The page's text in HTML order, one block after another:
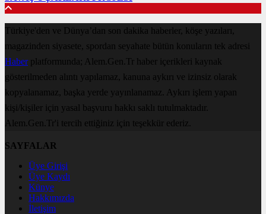
Türkiye'den ve Dünya’dan son dakika haberler, köşe yazıları,
magazinden siyasete, spordan seyahate bütün konuların tek adresi
Haberplatformunda; Alem.Gen.Tr haber içerikleri kaynak
gösterilmeden alıntı yapılamaz, kanuna aykırı ve izinsiz olarak
kopyalanamaz, başka yerde yayınlanamaz. Aykırı işlem yapan
kişi/kişiler için yasal başvuru hakkı saklı tutulmaktadır.
Alem.Gen.Tr'i tercih ettiğiniz için teşekkür ederiz.
SAYFALAR
Üye Girişi
Üye Kaydı
Künye
Hakkımızda
İletişim